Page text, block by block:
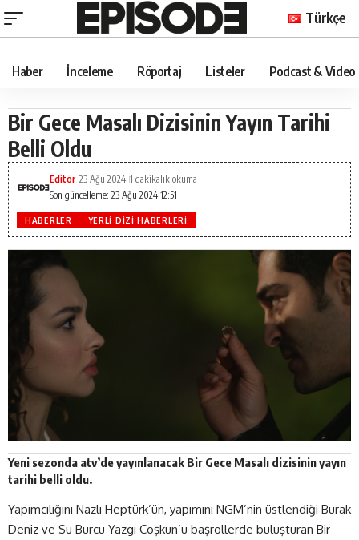
Türkçe
Haber İnceleme Röportaj Listeler Podcast & Video
Bir Gece Masalı Dizisinin Yayın Tarihi
Belli Oldu
Son güncelleme: 23 Ağu 2024 12:51
Editör 23 Ağu 2024 1 dakikalık okuma
HABERLER YERLI DIZI HABERLERI
Yeni sezonda atv’de yayınlanacak Bir Gece Masalı dizisinin yayın
tarihi belli oldu.
Yapımcılığını Nazlı Heptürk’ün, yapımını NGM’nin üstlendiği Burak
Deniz ve Su Burcu Yazgı Coşkun’u başrollerde buluşturan Bir